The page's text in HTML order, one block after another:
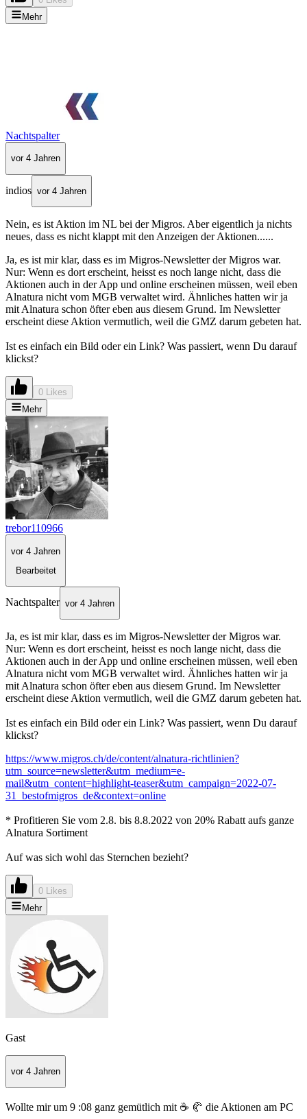
Mehr
Nachtspalter
vor 4 Jahren
indios vor 4 Jahren
Nein, es ist Aktion im NL bei der Migros. Aber eigentlich ja nichts
neues, dass es nicht klappt mit den Anzeigen der Aktionen......
Ja, es ist mir klar, dass es im Migros-Newsletter der Migros war.
Nur: Wenn es dort erscheint, heisst es noch lange nicht, dass die
Aktionen auch in der App und online erscheinen müssen, weil eben
Alnatura nicht vom MGB verwaltet wird. Ähnliches hatten wir ja
mit Alnatura schon öfter eben aus diesem Grund. Im Newsletter
erscheint diese Aktion vermutlich, weil die GMZ darum gebeten hat.
Ist es einfach ein Bild oder ein Link? Was passiert, wenn Du darauf
klickst?
0 Likes
Mehr
trebor110966
vor 4 Jahren
Bearbeitet
Nachtspalter vor 4 Jahren
Ja, es ist mir klar, dass es im Migros-Newsletter der Migros war.
Nur: Wenn es dort erscheint, heisst es noch lange nicht, dass die
Aktionen auch in der App und online erscheinen müssen, weil eben
Alnatura nicht vom MGB verwaltet wird. Ähnliches hatten wir ja
mit Alnatura schon öfter eben aus diesem Grund. Im Newsletter
erscheint diese Aktion vermutlich, weil die GMZ darum gebeten hat.
Ist es einfach ein Bild oder ein Link? Was passiert, wenn Du darauf
klickst?
https://www.migros.ch/de/content/alnatura-richtlinien?
utm_source=newsletter&utm_medium=e-
mail&utm_content=highlight-teaser&utm_campaign=2022-07-
31_bestofmigros_de&context=online
* Profitieren Sie vom 2.8. bis 8.8.2022 von 20% Rabatt aufs ganze
Alnatura Sortiment
Auf was sich wohl das Sternchen bezieht?
0 Likes
Mehr
Gast
vor 4 Jahren
Wollte mir um 9 :08 ganz gemütlich mit ☕ 🥐 die Aktionen am PC